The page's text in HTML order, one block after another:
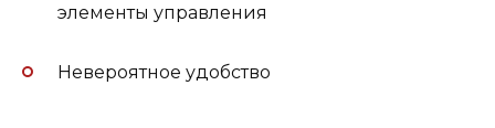
элементы управления
Невероятное удобство